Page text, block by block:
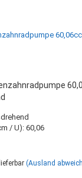
/ U): 60,06
(Ausland